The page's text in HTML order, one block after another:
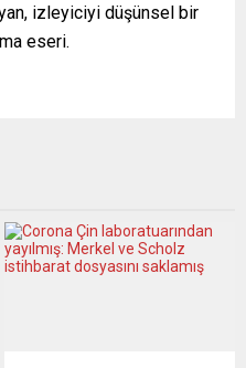
izleyiciyi düşünsel bir
eseri.